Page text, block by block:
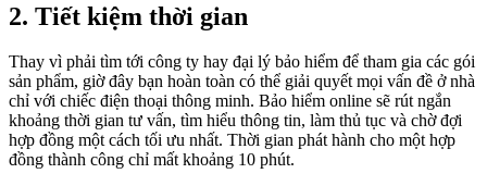
2. Tiết kiệm thời gian
Thay vì phải tìm tới công ty hay đại lý bảo hiểm để tham gia các gói
sản phẩm, giờ đây bạn hoàn toàn có thể giải quyết mọi vấn đề ở nhà
chỉ với chiếc điện thoại thông minh. Bảo hiểm online sẽ rút ngắn
khoảng thời gian tư vấn, tìm hiểu thông tin, làm thủ tục và chờ đợi
hợp đồng một cách tối ưu nhất. Thời gian phát hành cho một hợp
đồng thành công chỉ mất khoảng 10 phút.